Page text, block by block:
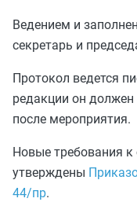
Ведением и
секретарь и
Протокол ведется
редакции он должен
после мероприятия.
Новые требования
утверждены
44/пр.